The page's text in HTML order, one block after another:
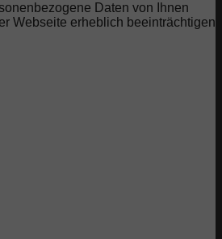
Daten von Ihnen
Webseite erheblich beeinträchtigen